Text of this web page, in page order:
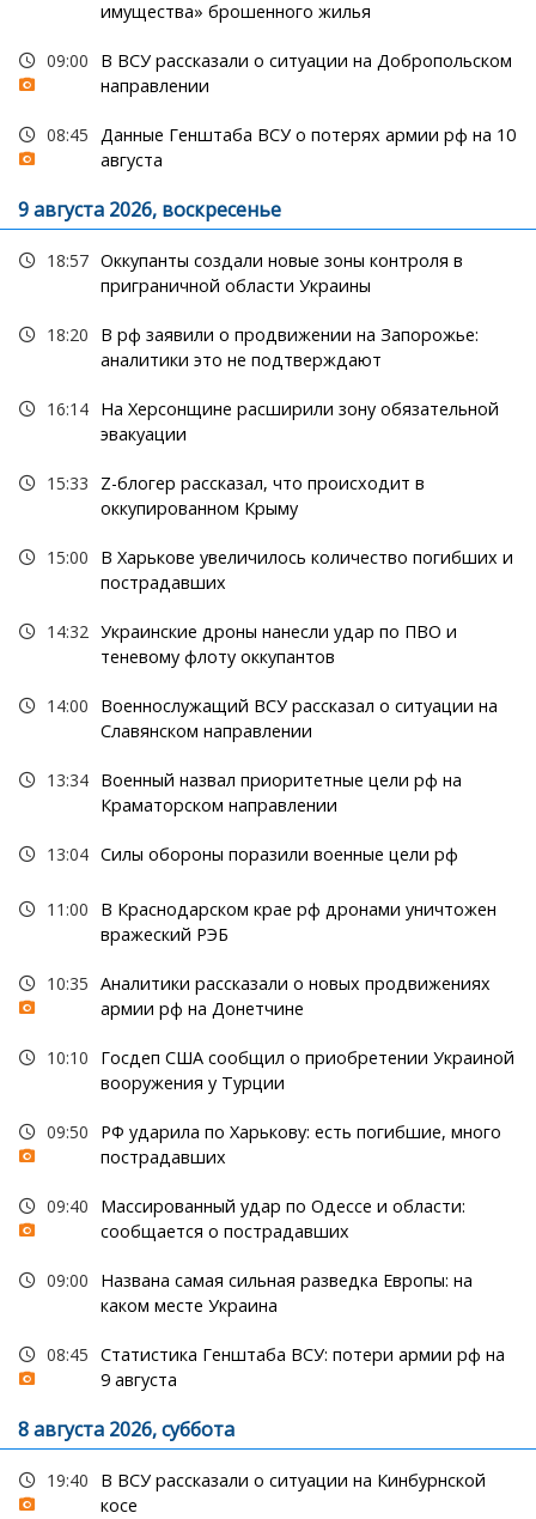
имущества» брошенного жилья
09:00
В ВСУ рассказали о ситуации на Добропольском
направлении
08:45 Данные Генштаба ВСУ о потерях армии рф на 10
августа
9 августа 2026, воскресенье
18:57 Оккупанты создали новые зоны контроля в
приграничной области Украины
18:20
В рф заявили о продвижении на Запорожье:
аналитики это не подтверждают
16:14 На Херсонщине расширили зону обязательной
эвакуации
15:33
Z-блогер рассказал, что происходит в
оккупированном Крыму
15:00
В Харькове увеличилось количество погибших и
пострадавших
14:32 Украинские дроны нанесли удар по ПВО и
теневому флоту оккупантов
14:00
Военнослужащий ВСУ рассказал о ситуации на
Славянском направлении
13:34 Военный назвал приоритетные цели рф на
Краматорском направлении
13:04 Силы обороны поразили военные цели рф
11:00
В Краснодарском крае рф дронами уничтожен
вражеский РЭБ
10:35 Аналитики рассказали о новых продвижениях
армии рф на Донетчине
10:10
Госдеп США сообщил о приобретении Украиной
вооружения у Турции
09:50
РФ ударила по Харькову: есть погибшие, много
пострадавших
09:40
Массированный удар по Одессе и области:
сообщается о пострадавших
09:00
Названа самая сильная разведка Европы: на
каком месте Украина
08:45 Статистика Генштаба ВСУ: потери армии рф на
9 августа
8 августа 2026, суббота
19:40
В ВСУ рассказали о ситуации на Кинбурнской
косе